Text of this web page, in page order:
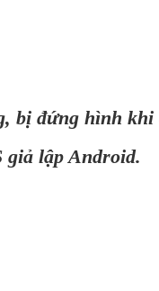
bị đứng hình
giả lập Android.